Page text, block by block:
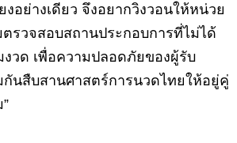
งอย่างเดียว จึงอยากวิงวอนให้หน่วย
ตรวจสอบสถานประกอบการที่ไม่ได้
งวด เพื่อความปลอดภัยของผู้รับ
กันสืบสานศาสตร์การนวดไทยให้อยู่คู่